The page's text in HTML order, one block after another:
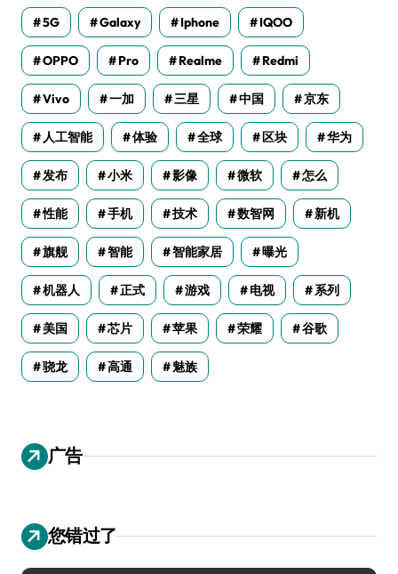
5G Galaxy Iphone IQOO
OPPO Pro Realme Redmi
Vivo 一加 三星 中国 京东
人工智能 体验 全球 区块 华为
发布 小米 影像 微软 怎么
性能 手机 技术 数智网 新机
旗舰 智能 智能家居 曝光
机器人 正式 游戏 电视 系列
美国 芯片 苹果 荣耀 谷歌
骁龙 高通 魅族
广告
您错过了